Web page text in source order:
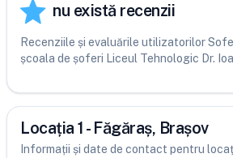
nu există recenzii
Recenziile și evaluările utilizatorilor
școala de șoferi Liceul Tehnologic Dr.
Locația 1 - Făgăraș, Brașov
Informații și date de contact pentru